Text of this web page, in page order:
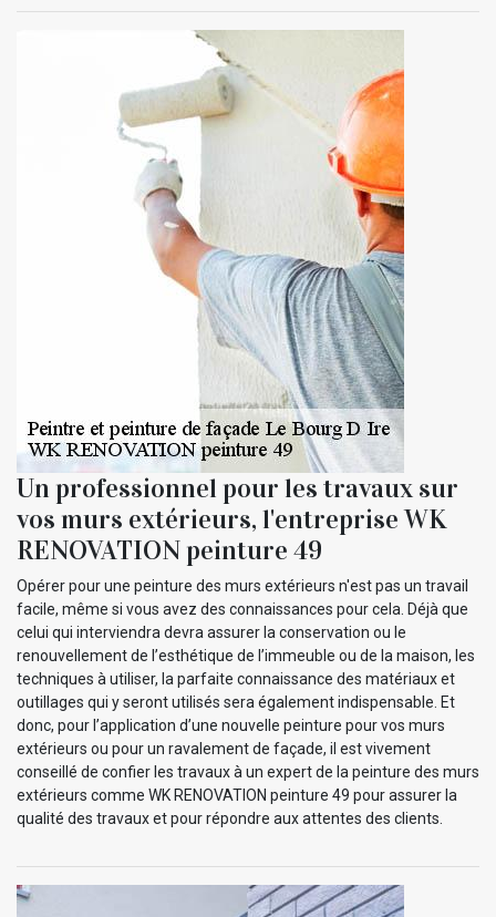
Un professionnel pour les travaux sur
vos murs extérieurs, l'entreprise WK
RENOVATION peinture 49
Opérer pour une peinture des murs extérieurs n'est pas un travail
facile, même si vous avez des connaissances pour cela. Déjà que
celui qui interviendra devra assurer la conservation ou le
renouvellement de l’esthétique de l’immeuble ou de la maison, les
techniques à utiliser, la parfaite connaissance des matériaux et
outillages qui y seront utilisés sera également indispensable. Et
donc, pour l’application d’une nouvelle peinture pour vos murs
extérieurs ou pour un ravalement de façade, il est vivement
conseillé de confier les travaux à un expert de la peinture des murs
extérieurs comme WK RENOVATION peinture 49 pour assurer la
qualité des travaux et pour répondre aux attentes des clients.